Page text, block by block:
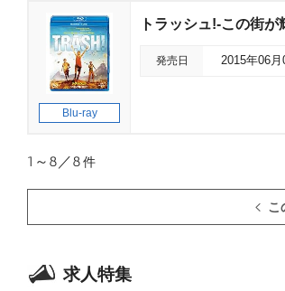
Blu-ray
トラッシュ!-この街
発売日 2015年06月
1～8／8件
こ
求人特集